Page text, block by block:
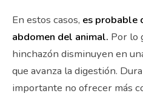
En estos casos, es probable
abdomen del animal. Por lo
hinchazón disminuyen en
que avanza la digestión.
importante no ofrecer más